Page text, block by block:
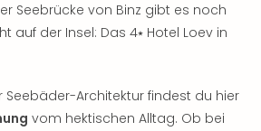
Seebrücke von Binz gibt es noch
auf der Insel: Das 4⭑ Hotel Loev in
Architektur findest du hier
vom hektischen Alltag. Ob bei